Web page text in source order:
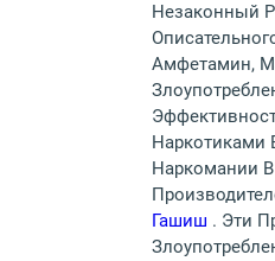
Незаконный
Амфетамин,
Наркотиками
Наркомании
Гашиш . Эти